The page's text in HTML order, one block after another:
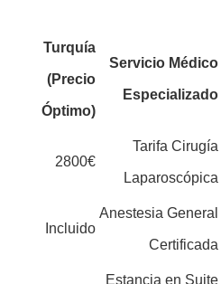
Servicio Médico
Especializado
Turquía
(Precio
Óptimo)
Tarifa Cirugía
Laparoscópica
2800€
Anestesia General
Certificada
Incluido
Estancia en Suite